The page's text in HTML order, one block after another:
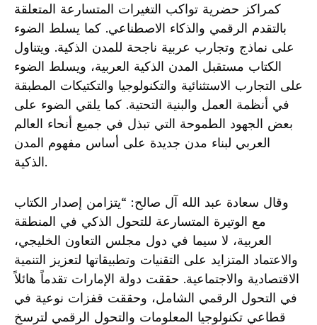
كمراكز حضرية تواكب التغيرات المتسارعة المتعلقة
بالتقدم الرقمي والذكاء الاصطناعي. كما يسلط الضوء
على نماذج وتجارب عربية ناجحة للمدن الذكية. ويتناول
الكتاب مستقبل المدن الذكية العربية، ويسلط الضوء
على التجارب الاستثنائية والتكنولوجيا والتكتيكات المطبقة
في أنظمة العمل والبنية التحتية. كما يلقي الضوء على
بعض الجهود الطموحة التي تبذل في جميع أنحاء العالم
العربي لبناء مدن جديدة على أساس مفهوم المدن
الذكية.
وقال سعادة عبد الله آل صالح: “يتزامن إصدار الكتاب
مع الوتيرة المتسارعة للتحول الذكي في المنطقة
العربية، لا سيما في دول مجلس التعاون الخليجي،
والاعتماد المتزايد على التقنيات وتطبيقاتها لتعزيز التنمية
الاقتصادية والاجتماعية. حققت دولة الإمارات تقدماً هائلاً
في التحول الرقمي الشامل، وحققت قفزات نوعية في
قطاعي تكنولوجيا المعلومات والتحول الرقمي لترسخ